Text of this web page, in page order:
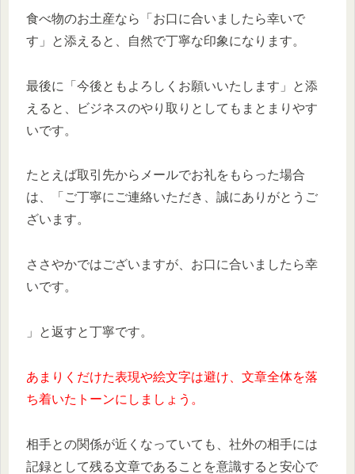
食べ物のお土産なら「お口に合いましたら幸いで
す」と添えると、自然で丁寧な印象になります。
最後に「今後ともよろしくお願いいたします」と添
えると、ビジネスのやり取りとしてもまとまりやす
いです。
たとえば取引先からメールでお礼をもらった場合
は、「ご丁寧にご連絡いただき、誠にありがとうご
ざいます。
ささやかではございますが、お口に合いましたら幸
いです。
」と返すと丁寧です。
あまりくだけた表現や絵文字は避け、文章全体を落
ち着いたトーンにしましょう。
相手との関係が近くなっていても、社外の相手には
記録として残る文章であることを意識すると安心で